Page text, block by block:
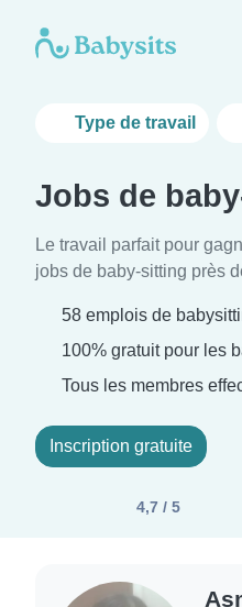
Type de travail
Jobs de
Le travail parfait pour
jobs de baby-sitting près
58 emplois de
100% gratuit pour les
Tous les membres
Inscription gratuite
4,7 / 5